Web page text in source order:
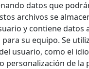
datos que
archivos se
y contiene datos
su equipo. Se
usuario, como el
personalización de la